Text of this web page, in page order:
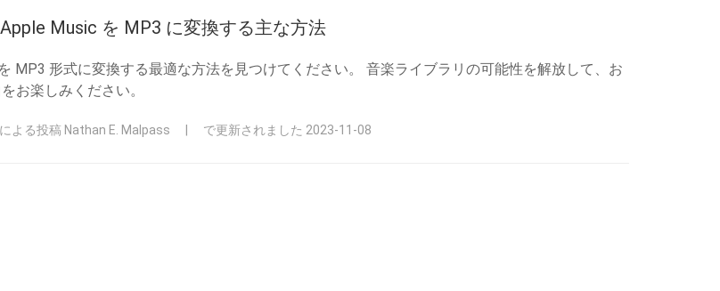
Music を MP3 に変換する主な方法
MP3 形式に変換する最適な方法を見つけてください。 音楽ライブラリの可能性を解放して、お
お楽しみください。
による投稿 Nathan E. Malpass で更新されました 2023-11-08